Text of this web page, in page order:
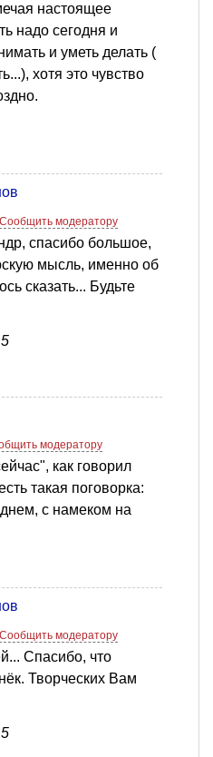
настоящее
надо сегодня и
и уметь делать (
хотя это чувство
Сообщить модератору
спасибо большое,
мысль, именно об
сказать... Будьте
модератору
как говорил
такая поговорка:
с намеком на
Сообщить модератору
Спасибо, что
Творческих Вам